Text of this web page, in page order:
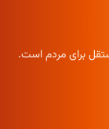
برای مردم است.